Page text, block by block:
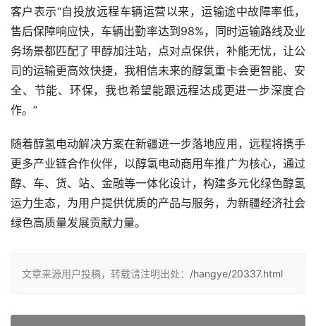
客户表示“自投放远程车辆运营以来，运输途中故障率低，
售后保障响应快，车辆出勤率达到98%，同时运输路线及业
务场景都匹配了甲醇加注站，点对点保供，补能无忧，让公
司的运输更高效快捷，我相信未来的醇氢重卡会更智能、安
全、节能、环保，我也希望能跟远程达成更进一步深度合
作。”
随着醇氢电动解决方案在新疆进一步落地应用，远程将携手
更多产业链合作伙伴，以醇氢电动商用车推广为核心，通过
醇、车、货、站、金融等一体化设计，构建多元化绿色醇氢
运力生态，为用户提供优质的产品与服务，为新疆经济社会
绿色高质量发展贡献力量。
文章来源用户投稿，转载请注明出处： /hangye/20337.html